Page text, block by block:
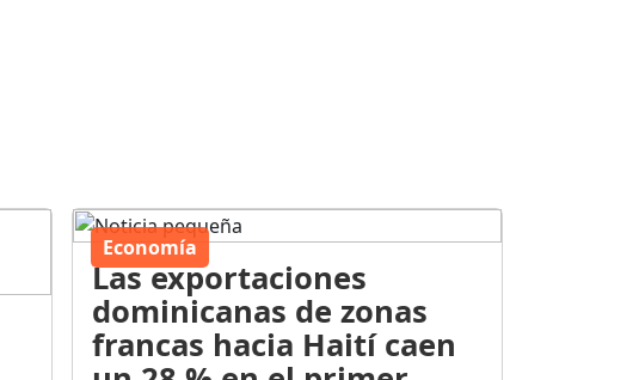
Economía
Las exportaciones
dominicanas de zonas
francas hacia Haití caen